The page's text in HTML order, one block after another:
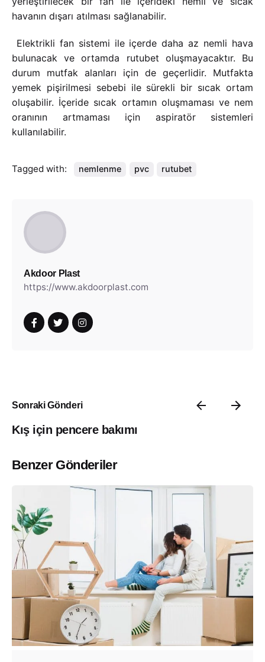
havanın dışarı atılması sağlanabilir.
Elektrikli fan sistemi ile içerde daha az nemli hava
bulunacak ve ortamda rutubet oluşmayacaktır. Bu
durum mutfak alanları için de geçerlidir. Mutfakta
yemek pişirilmesi sebebi ile sürekli bir sıcak ortam
oluşabilir. İçeride sıcak ortamın oluşmaması ve nem
oranının artmaması için aspiratör sistemleri
kullanılabilir.
Tagged with: nemlenme pvc rutubet
Akdoor Plast
https://www.akdoorplast.com
Sonraki Gönderi
Kış için pencere bakımı
Benzer Gönderiler
Posted by
Akdoor Plast